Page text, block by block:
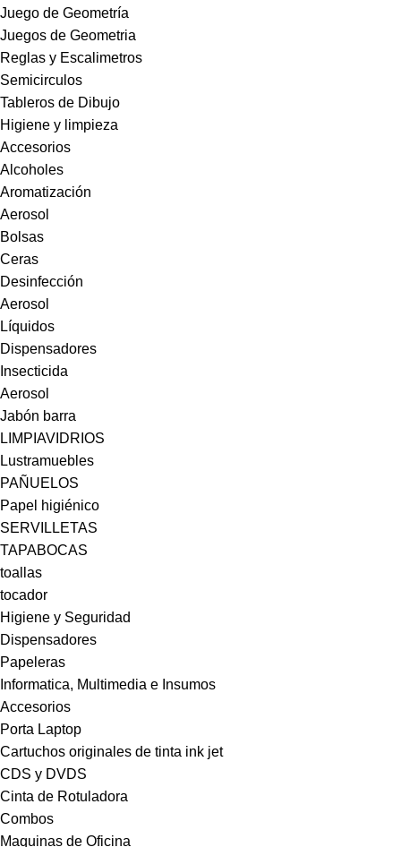
Juego de Geometría
Juegos de Geometria
Reglas y Escalimetros
Semicirculos
Tableros de Dibujo
Higiene y limpieza
Accesorios
Alcoholes
Aromatización
Aerosol
Bolsas
Ceras
Desinfección
Aerosol
Líquidos
Dispensadores
Insecticida
Aerosol
Jabón barra
LIMPIAVIDRIOS
Lustramuebles
PAÑUELOS
Papel higiénico
SERVILLETAS
TAPABOCAS
toallas
tocador
Higiene y Seguridad
Dispensadores
Papeleras
Informatica, Multimedia e Insumos
Accesorios
Porta Laptop
Cartuchos originales de tinta ink jet
CDS y DVDS
Cinta de Rotuladora
Combos
Maquinas de Oficina